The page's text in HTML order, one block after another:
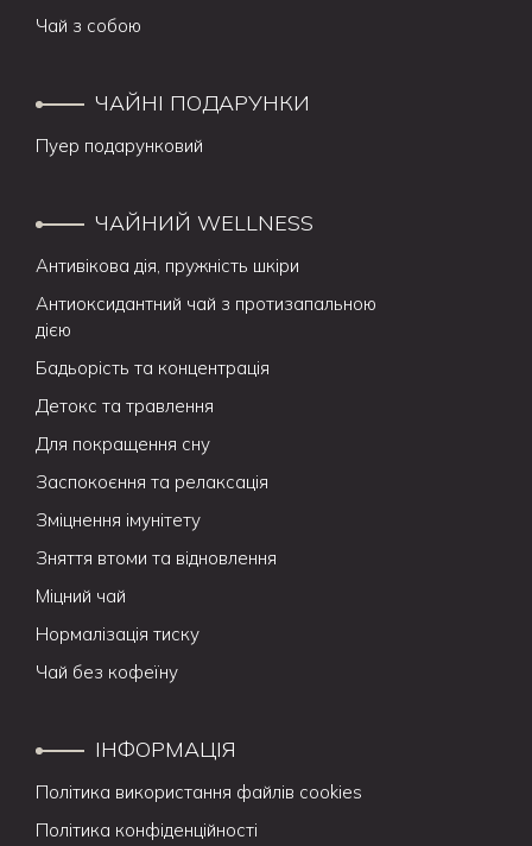
Чай з собою
ЧАЙНІ ПОДАРУНКИ
Пуер подарунковий
ЧАЙНИЙ WELLNESS
Антивікова дія, пружність шкіри
Антиоксидантний чай з протизапальною
дією
Бадьорість та концентрація
Детокс та травлення
Для покращення сну
Заспокоєння та релаксація
Зміцнення імунітету
Зняття втоми та відновлення
Міцний чай
Нормалізація тиску
Чай без кофеїну
ІНФОРМАЦІЯ
Політика використання файлів cookies
Політика конфіденційності